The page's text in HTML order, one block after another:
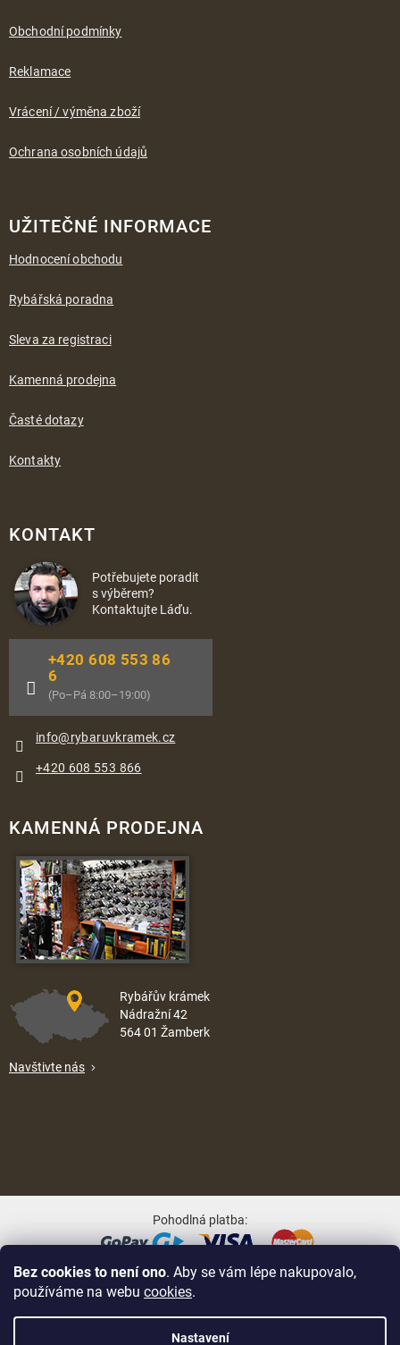
Bez cookies to není ono. Aby se vám lépe nakupovalo,
používáme na webu cookies.
Nastavení
Obchodní podmínky
Reklamace
Vrácení / výměna zboží
Ochrana osobních údajů
UŽITEČNÉ INFORMACE
Hodnocení obchodu
Rybářská poradna
Sleva za registraci
Kamenná prodejna
Časté dotazy
Kontakty
KONTAKT
Potřebujete poradit
s výběrem?
Kontaktujte Láďu.
info@rybaruvkramek.cz
+420 608 553 86
6
(Po–Pá 8:00–19:00)
+420 608 553 866
KAMENNÁ PRODEJNA
Rybářův krámek
Nádražní 42
564 01 Žamberk
Navštivte nás
Pohodlná platba:
Oblíbené způsoby dopravy: